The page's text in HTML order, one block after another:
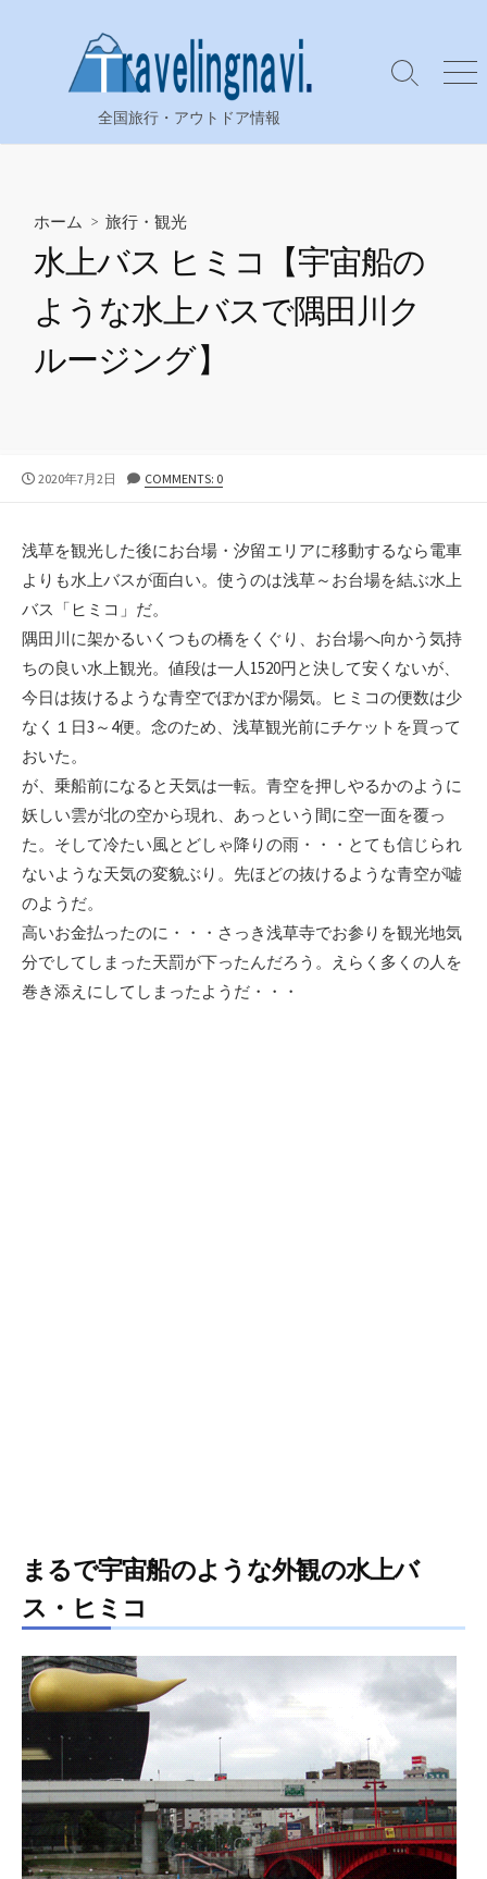
へ
全国旅行・アウトドア情報
検
り
メ
ー
ホーム > 旅行・観光
水上バス ヒミコ【宇宙船の
ような水上バスで隅田川ク
ルージング】
公
2020年7月2日 COMMENTS: 0
浅草を観光した後にお台場・汐留エリアに移動するなら電車
よりも水上バスが面白い。使うのは浅草～お台場を結ぶ水上
バス「ヒミコ」だ。
隅田川に架かるいくつもの橋をくぐり、お台場へ向かう気持
ちの良い水上観光。値段は一人1520円と決して安くないが、
今日は抜けるような青空でぽかぽか陽気。ヒミコの便数は少
なく１日3～4便。念のため、浅草観光前にチケットを買って
おいた。
が、乗船前になると天気は一転。青空を押しやるかのように
妖しい雲が北の空から現れ、あっという間に空一面を覆っ
た。そして冷たい風とどしゃ降りの雨・・・とても信じられ
ないような天気の変貌ぶり。先ほどの抜けるような青空が嘘
のようだ。
高いお金払ったのに・・・さっき浅草寺でお参りを観光地気
分でしてしまった天罰が下ったんだろう。えらく多くの人を
巻き添えにしてしまったようだ・・・
まるで宇宙船のような外観の水上バ
ス・ヒミコ